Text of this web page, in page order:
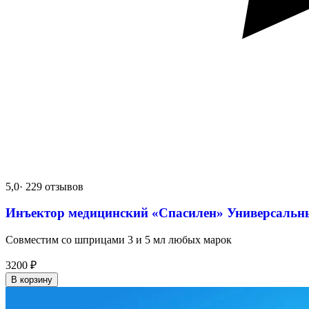
5,0· 229 отзывов
Инъектор медицинский «Спасилен»
Совместим со шприцами 3 и 5 мл любых марок
3200 ₽
В корзину